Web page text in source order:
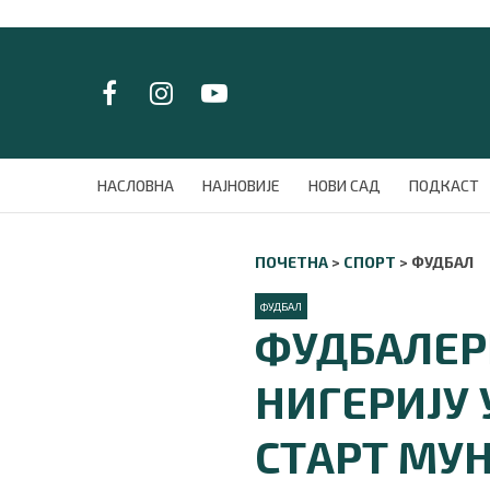
НАСЛОВНА НАЈНОВИЈЕ НОВИ САД ПОДКАСТ
ПОЧЕТНА > СПОРТ > ФУДБАЛ
ФУДБАЛ
СТАРТ
НАСЛОВНА
НАЈНОВИЈЕ